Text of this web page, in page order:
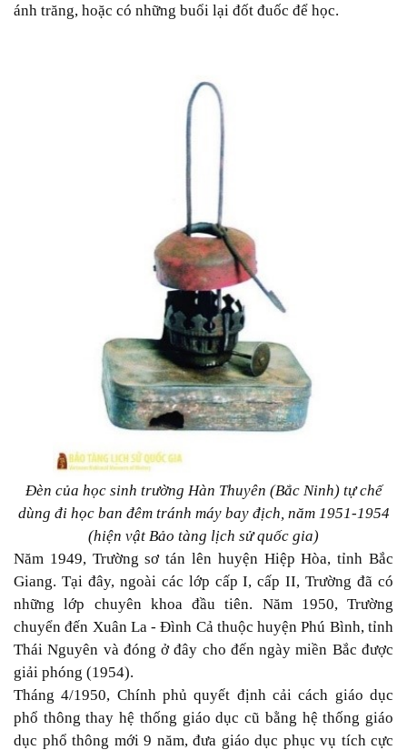
ánh trăng, hoặc có những buổi lại đốt đuốc để học.
Đèn của học sinh trường Hàn Thuyên (Bắc Ninh) tự chế
dùng đi học ban đêm tránh máy bay địch, năm 1951-1954
(hiện vật Bảo tàng lịch sử quốc gia)
Năm 1949, Trườngsơ tán lên huyện Hiệp Hòa,tỉnhBắc
Giang. Tại đây, ngoài các lớp cấp I, cấp II,Trường đã có
những lớp chuyên khoa đầu tiên. Năm 1950, Trường
chuyển đến Xuân La -Đình Cả thuộc huyện Phú Bình, tỉnh
Thái Nguyên và đóng ở đây cho đến ngày miền Bắc được
giải phóng (1954).
Tháng 4/1950, Chính phủ quyết định cải cách giáo dục
phổ thông thay hệ thống giáo dục cũ bằng hệ thống giáo
dục phổ thông mới 9 năm, đưa giáo dục phục vụ tích cực